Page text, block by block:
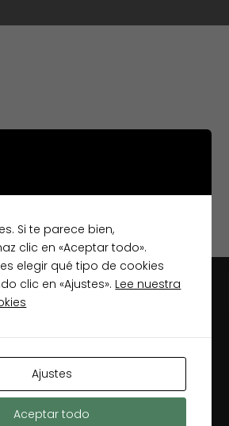
en Lugo desde 2003
Si te parece bien,
clic en «Aceptar todo».
elegir qué tipo de cookies
clic en «Ajustes». Lee nuestra
Ajustes
Aceptar todo